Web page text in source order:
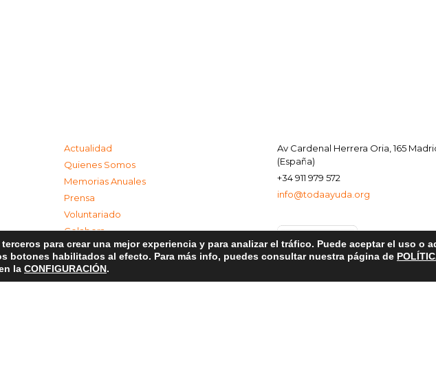
Actualidad
Quienes Somos
Memorias Anuales
Prensa
Voluntariado
Colabora
Contacta
Aviso Legal
Política de Privacidad
Av Cardenal Herrera Oria, 165
(España)
+34 911 979 572
info@todaayuda.org
para crear una mejor experiencia y para analizar el tráfico. Puede aceptar el uso o
botones habilitados al efecto. Para más info, puedes consultar nuestra página de
la CONFIGURACIÓN.